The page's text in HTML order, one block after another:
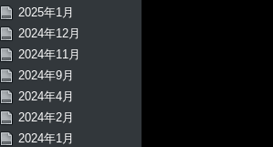
2025年1月
2024年12月
2024年11月
2024年9月
2024年4月
2024年2月
2024年1月